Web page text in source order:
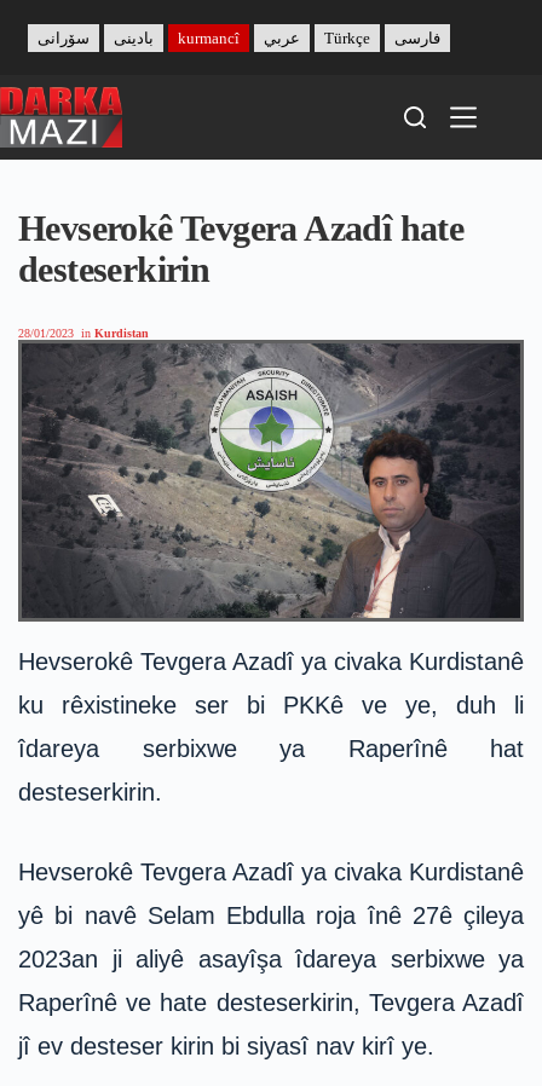
content
بادینی سۆرانی kurmancî عربي Türkçe فارسی
Hevserokê Tevgera Azadî hate
desteserkirin
28/01/2023 in Kurdistan
Hevserokê Tevgera Azadî ya civaka Kurdistanê
ku rêxistineke ser bi PKKê ve ye, duh li
îdareya serbixwe ya Raperînê hat
desteserkirin.
Hevserokê Tevgera Azadî ya civaka Kurdistanê
yê bi navê Selam Ebdulla roja înê 27ê çileya
2023an ji aliyê asayîşa îdareya serbixwe ya
Raperînê ve hate desteserkirin, Tevgera Azadî
jî ev desteser kirin bi siyasî nav kirî ye.